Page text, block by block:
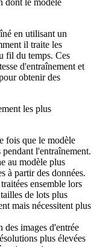
dont le modèle
en utilisant un
il traite les
fil du temps. Ces
d'entraînement et
obtenir des
les plus
fois que le modèle
l'entraînement.
au modèle plus
à partir des données.
ensemble lors
de lots plus
mais nécessitent plus
des images d'entrée
plus élevées